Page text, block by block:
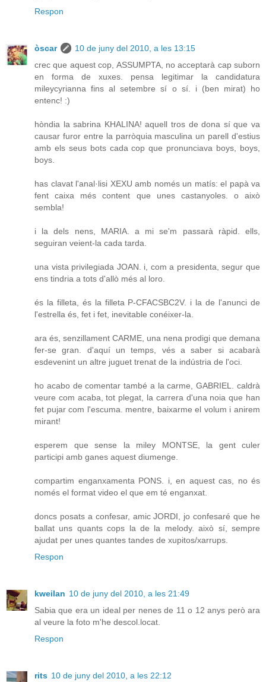
Respon
òscar
10 de juny del 2010, a les 13:15
crec que aquest cop, ASSUMPTA, no acceptarà cap suborn
en forma de xuxes. pensa legitimar la candidatura
mileycyrianna fins al setembre sí o sí. i (ben mirat) ho
entenc! :)
hòndia la sabrina KHALINA! aquell tros de dona sí que va
causar furor entre la parròquia masculina un parell d'estius
amb els seus bots cada cop que pronunciava boys, boys,
boys.
has clavat l'anal·lisi XEXU amb només un matís: el papà va
fent caixa més content que unes castanyoles. o això
sembla!
i la dels nens, MARIA. a mi se'm passarà ràpid. ells,
seguiran veient-la cada tarda.
una vista privilegiada JOAN. i, com a presidenta, segur que
ens tindria a tots d'allò més al loro.
és la filleta, és la filleta P-CFACSBC2V. i la de l'anunci de
l'estrella és, fet i fet, inevitable conéixer-la.
ara és, senzillament CARME, una nena prodigi que demana
fer-se gran. d'aquí un temps, vés a saber si acabarà
esdevenint un altre juguet trenat de la indústria de l'oci.
ho acabo de comentar també a la carme, GABRIEL. caldrà
veure com acaba, tot plegat, la carrera d'una noia que han
fet pujar com l'escuma. mentre, baixarme el volum i anirem
mirant!
esperem que sense la miley MONTSE, la gent culer
participi amb ganes aquest diumenge.
compartim enganxamenta PONS. i, en aquest cas, no és
només el format video el que em té enganxat.
doncs posats a confesar, amic JORDI, jo confesaré que he
ballat uns quants cops la de la melody. això sí, sempre
ajudat per unes quantes tandes de xupitos/xarrups.
Respon
kweilan 10 de juny del 2010, a les 21:49
Sabia que era un ideal per nenes de 11 o 12 anys però ara
al veure la foto m'he descol.locat.
Respon
rits 10 de juny del 2010, a les 22:12